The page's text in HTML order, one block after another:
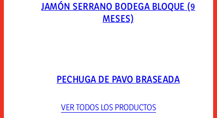
JAMÓN SERRANO BODEGA BLOQUE (9
MESES)
PECHUGA DE PAVO BRASEADA
VER TODOS LOS PRODUCTOS